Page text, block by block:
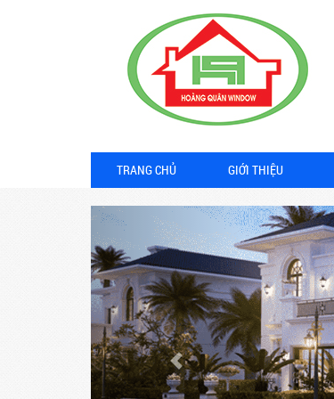
TRANG CHỦ GIỚI THIỆU